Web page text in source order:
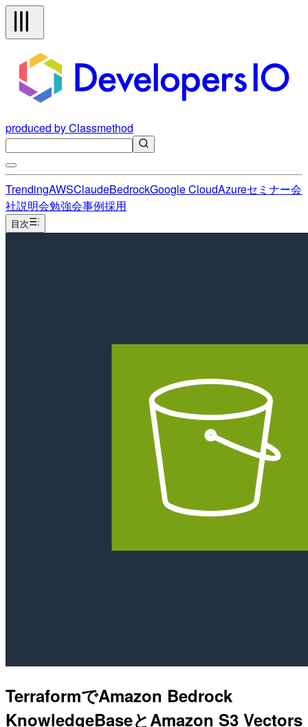
produced by Classmethod
TrendingAWSClaudeBedrockGoogle CloudAzureセミナー会
社説明会勉強会事例採用
目次
TerraformでAmazon Bedrock
KnowledgeBaseとAmazon S3 Vectors